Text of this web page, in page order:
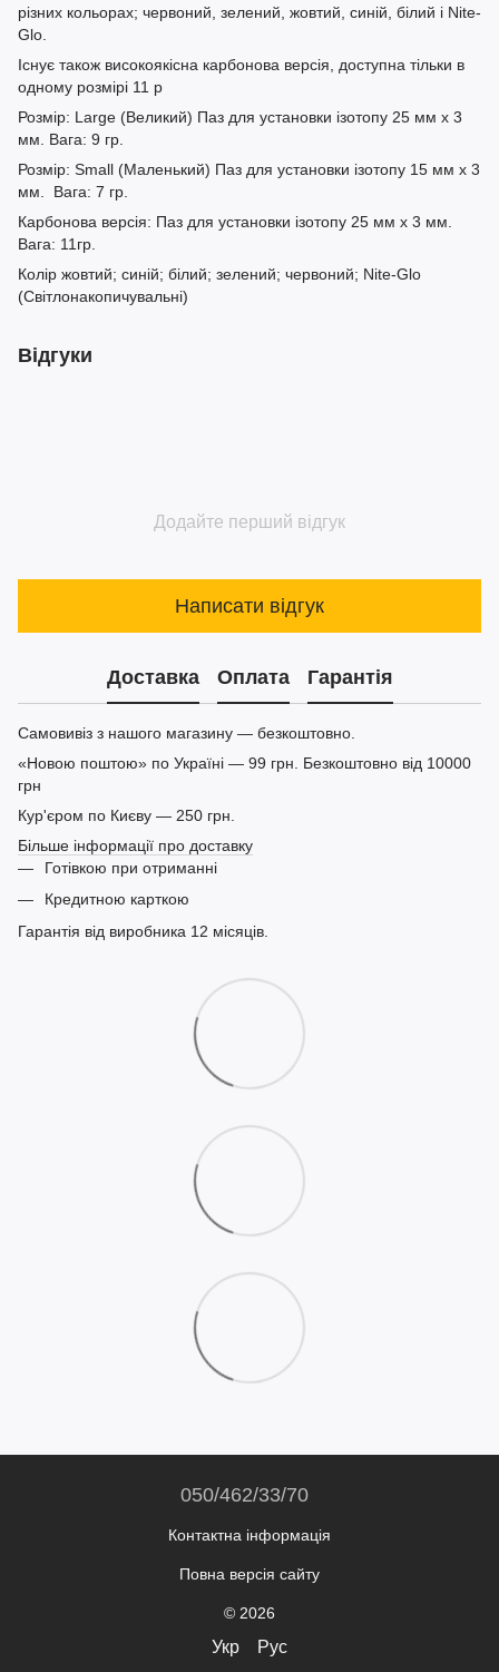
різних кольорах; червоний, зелений, жовтий, синій, білий і Nite-
Glo.
Існує також високоякісна карбонова версія, доступна тільки в
одному розмірі 11 р
Розмір: Large (Великий) Паз для установки ізотопу 25 мм х 3
мм. Вага: 9 гр.
Розмір: Small (Маленький) Паз для установки ізотопу 15 мм х 3
мм. Вага: 7 гр.
Карбонова версія: Паз для установки ізотопу 25 мм х 3 мм.
Вага: 11гр.
Колір жовтий; синій; білий; зелений; червоний; Nite-Glo
(Світлонакопичувальні)
Відгуки
Додайте перший відгук
Написати відгук
Доставка Оплата Гарантія
Самовивіз з нашого магазину — безкоштовно.
«Новою поштою» по Україні — 99 грн. Безкоштовно від 10000
грн
Кур'єром по Києву — 250 грн.
Більше інформації про доставку
Готівкою при отриманні
Кредитною карткою
Гарантія від виробника 12 місяців.
050/462/33/70
Контактна інформація
Повна версія сайту
© 2026
Укр Рус